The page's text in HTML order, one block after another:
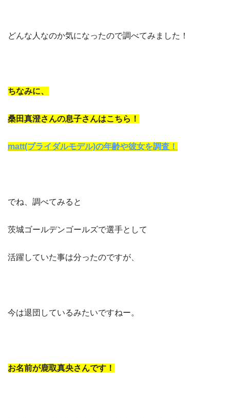
どんな人なのか気になったので調べてみました！
ちなみに、
桑田真澄さんの息子さんはこちら！
matt(ブライダルモデル)の年齢や彼女を調査！
でね、調べてみると
茨城ゴールデンゴールズで選手として
活躍していた事は分ったのですが、
今は退団しているみたいですねー。
お名前が鹿取真央さんです！